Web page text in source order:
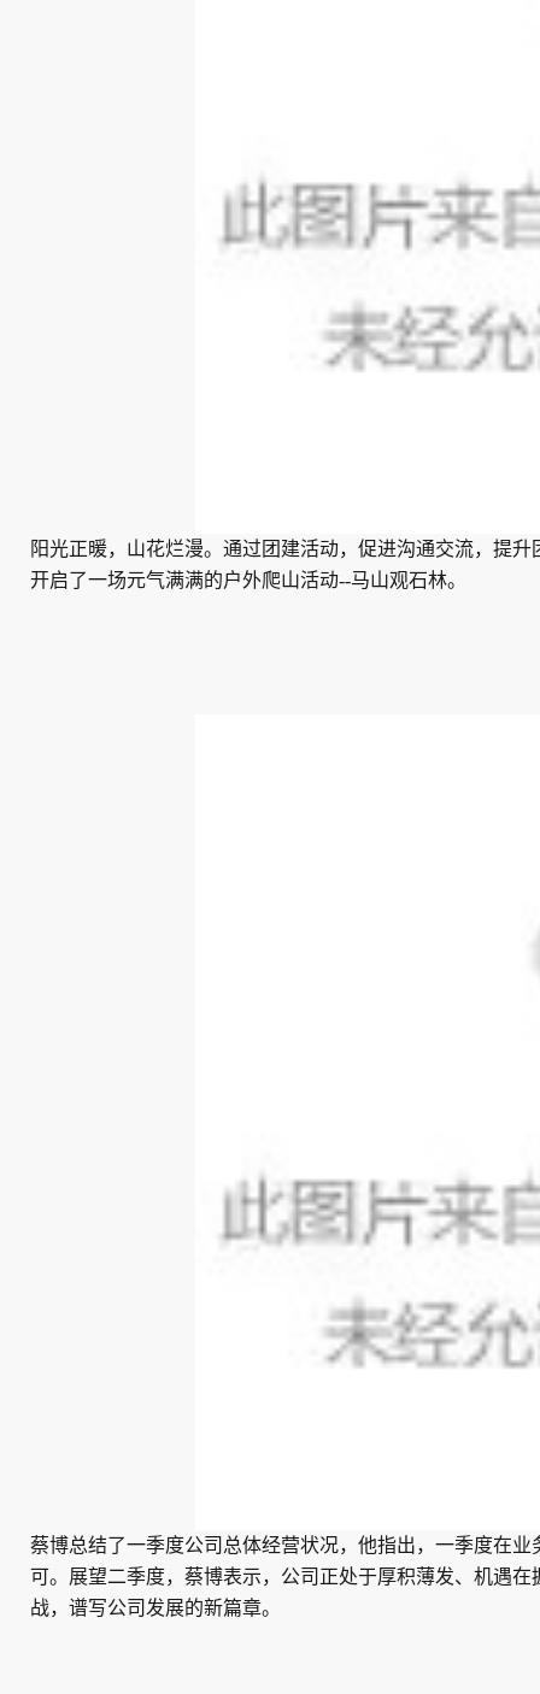
阳光正暖，山花烂漫。通过团建活动，促进沟通交流，提
开启了一场元气满满的户外爬山活动--马山观石林。
蔡博总结了一季度公司总体经营状况，他指出，一季度在
可。展望二季度，蔡博表示，公司正处于厚积薄发、机遇
战，谱写公司发展的新篇章。